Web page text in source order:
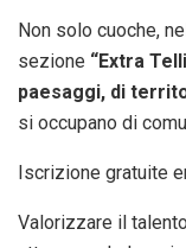
Non solo cuoche,
sezione “Extra
paesaggi, di
si occupano di
Iscrizione gratuite
Valorizzare il